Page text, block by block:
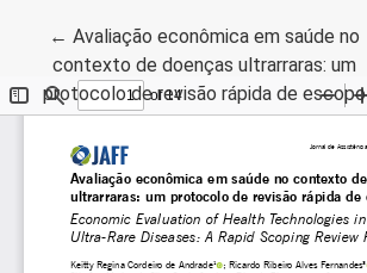
← Voltar aos Detalhes do Artigo
Avaliação econômica em saúde no
contexto de doenças ultrarraras: um
protocolo de revisão rápida de escopo